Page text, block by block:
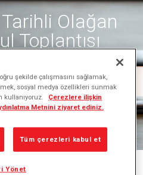
Olağan
Toplantısı
şekilde çalışmasını sağlamak,
sosyal medya özellikleri sunmak
Çerezlere ilişkin
Metnini ziyaret ediniz.
Tüm çerezleri kabul et
Yönet